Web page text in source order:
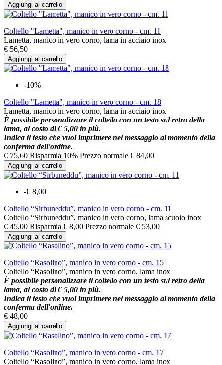
Aggiungi al carrello
Coltello "Lametta", manico in vero corno - cm. 11
Lametta, manico in vero corno, lama in acciaio inox
€ 56,50
Aggiungi al carrello
-10%
Coltello "Lametta", manico in vero corno - cm. 18
Lametta, manico in vero corno, lama in acciaio inox
È possibile personalizzare il coltello con un testo sul retro della
lama, al costo di € 5,00 in più.
Indica il testo che vuoi imprimere nel messaggio al momento della
conferma dell'ordine.
€ 75,60 Risparmia 10% Prezzo normale € 84,00
Aggiungi al carrello
-€ 8,00
Coltello “Sirbuneddu”, manico in vero corno - cm. 11
Coltello “Sirbuneddu”, manico in vero corno, lama scuoio inox
€ 45,00 Risparmia € 8,00 Prezzo normale € 53,00
Aggiungi al carrello
Coltello “Rasolino”, manico in vero corno - cm. 15
Coltello “Rasolino”, manico in vero corno, lama inox
È possibile personalizzare il coltello con un testo sul retro della
lama, al costo di € 5,00 in più.
Indica il testo che vuoi imprimere nel messaggio al momento della
conferma dell'ordine.
€ 48,00
Aggiungi al carrello
Coltello “Rasolino”, manico in vero corno - cm. 17
Coltello “Rasolino”, manico in vero corno, lama inox